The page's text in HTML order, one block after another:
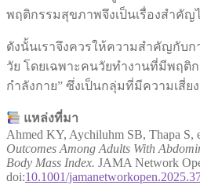
พฤติกรรมสุขภาพจึงเป็นเรื่องสำคั
ดังนั้นเราจึงควรให้ความสำคัญกับก
วัย โดยเฉพาะคนวัยทำงานที่มีพฤติ
กำลังกาย” ซึ่งเป็นกลุ่มที่มีความเสี่ย
แหล่งที่มา
Ahmed KY, Aychiluhm SB, Thapa S,
Outcomes Among Adults With
Body Mass Index. JAMA Network
doi:10.1001/